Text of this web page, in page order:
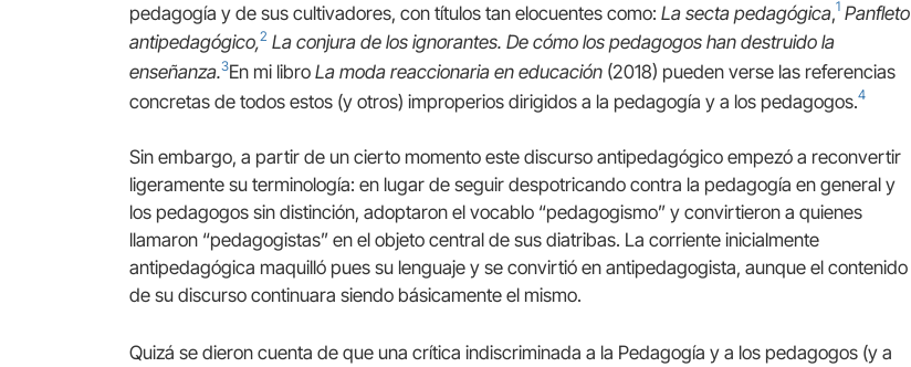
pedagogía y de sus cultivadores, con títulos tan elocuentes como:La secta pedagógica,1 Panfleto
antipedagógico,2 La conjura de los ignorantes. De cómo los pedagogos han destruido la
enseñanza.3En mi libroLa moda reaccionaria en educación (2018) pueden verse las referencias
concretas de todos estos (y otros) improperios dirigidos a la pedagogía y a los pedagogos.4
Sin embargo, a partir de un cierto momento este discurso antipedagógico empezó a reconvertir
ligeramente su terminología: en lugar de seguir despotricando contra la pedagogía en general y
los pedagogos sin distinción, adoptaron el vocablo “pedagogismo” y convirtieron a quienes
llamaron “pedagogistas” en el objeto central de sus diatribas. La corriente inicialmente
antipedagógica maquilló pues su lenguaje y se convirtió en antipedagogista, aunque el contenido
de su discurso continuara siendo básicamente el mismo.
Quizá se dieron cuenta de que una crítica indiscriminada a la Pedagogía y a los pedagogos (y a